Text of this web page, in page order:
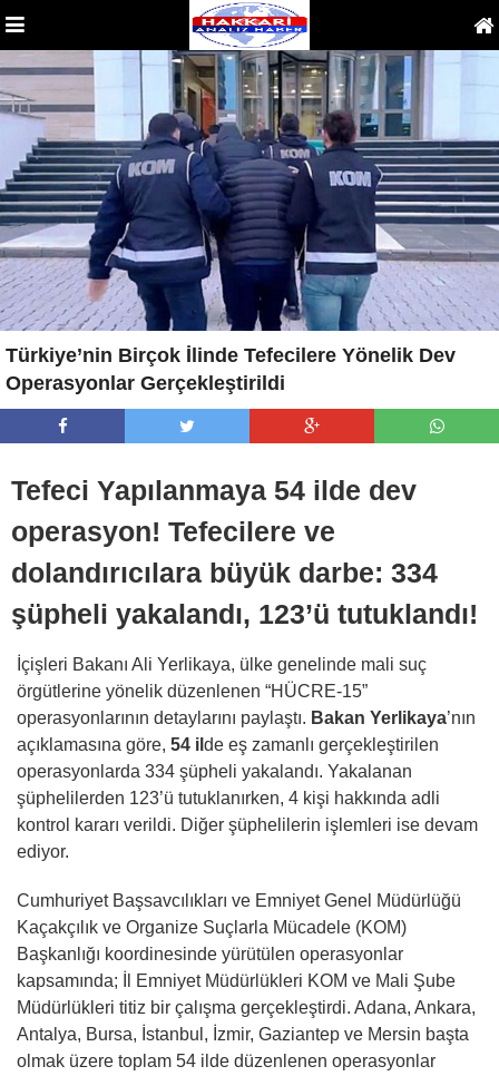
Türkiye’nin Birçok İlinde Tefecilere Yönelik Dev
Operasyonlar Gerçekleştirildi
Tefeci Yapılanmaya 54 ilde dev
operasyon! Tefecilere ve
dolandırıcılara büyük darbe: 334
şüpheli yakalandı, 123’ü tutuklandı!
İçişleri Bakanı Ali Yerlikaya, ülke genelinde mali suç
örgütlerine yönelik düzenlenen “HÜCRE-15”
operasyonlarının detaylarını paylaştı. Bakan Yerlikaya’nın
açıklamasına göre, 54 il de eş zamanlı gerçekleştirilen
operasyonlarda 334 şüpheli yakalandı. Yakalanan
şüphelilerden 123’ü tutuklanırken, 4 kişi hakkında adli
kontrol kararı verildi. Diğer şüphelilerin işlemleri ise devam
ediyor.
Cumhuriyet Başsavcılıkları ve Emniyet Genel Müdürlüğü
Kaçakçılık ve Organize Suçlarla Mücadele (KOM)
Başkanlığı koordinesinde yürütülen operasyonlar
kapsamında; İl Emniyet Müdürlükleri KOM ve Mali Şube
Müdürlükleri titiz bir çalışma gerçekleştirdi. Adana, Ankara,
Antalya, Bursa, İstanbul, İzmir, Gaziantep ve Mersin başta
olmak üzere toplam 54 ilde düzenlenen operasyonlar